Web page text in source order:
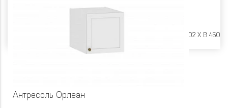
Ш 900 X Г 602 X В 450
Антресоль Орлеан